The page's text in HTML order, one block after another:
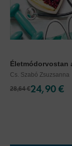
Életmódorvostan
Cs. Szabó Zsuzsanna
28,64 €24,90 €